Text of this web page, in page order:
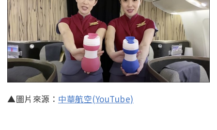
▲圖片來源： 中華航空(YouTube)